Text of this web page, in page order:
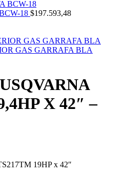
18 $197.593,48
GAS GARRAFA BLA
X 42″ –
19HP x 42″